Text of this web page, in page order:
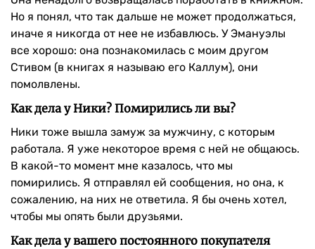
Но я понял, что так дальше не может продолжаться,
иначе я никогда от нее не избавлюсь. У Эмануэлы
все хорошо: она познакомилась с моим другом
Стивом (в книгах я называю его Каллум), они
помолвлены.
Как дела у Ники? Помирились ли вы?
Ники тоже вышла замуж за мужчину, с которым
работала. Я уже некоторое время с ней не общаюсь.
В какой-то момент мне казалось, что мы
помирились. Я отправлял ей сообщения, но она, к
сожалению, на них не ответила. Я бы очень хотел,
чтобы мы опять были друзьями.
Как дела у вашего постоянного покупателя